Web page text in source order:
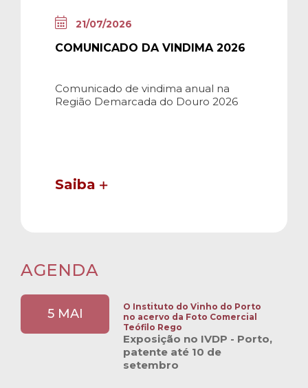
21/07/2026
COMUNICADO DA VINDIMA 2026
Comunicado de vindima anual na
Região Demarcada do Douro 2026
Saiba
AGENDA
5 MAI
O Instituto do Vinho do Porto
no acervo da Foto Comercial
Teófilo Rego
Exposição no IVDP - Porto,
patente até 10 de
setembro